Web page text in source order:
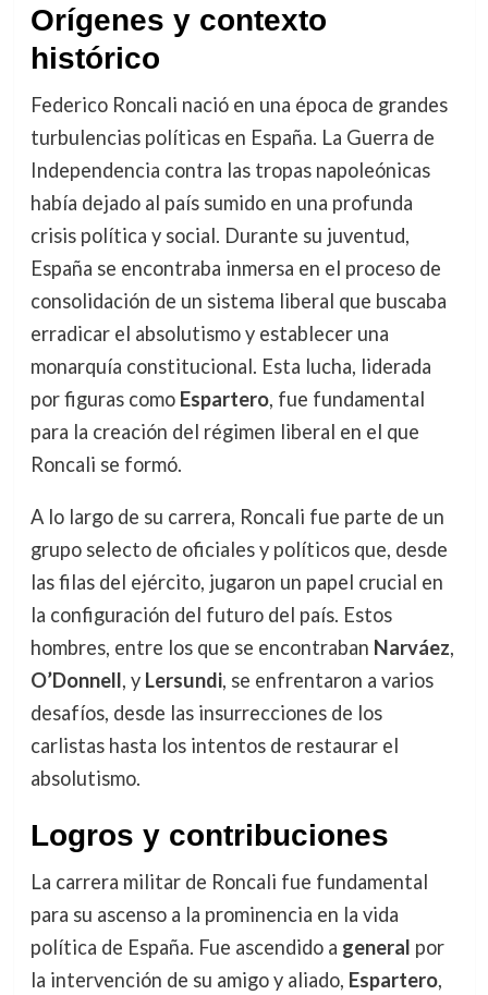
Orígenes y contexto
histórico
Federico Roncali nació en una época de grandes
turbulencias políticas en España. La Guerra de
Independencia contra las tropas napoleónicas
había dejado al país sumido en una profunda
crisis política y social. Durante su juventud,
España se encontraba inmersa en el proceso de
consolidación de un sistema liberal que buscaba
erradicar el absolutismo y establecer una
monarquía constitucional. Esta lucha, liderada
por figuras como Espartero, fue fundamental
para la creación del régimen liberal en el que
Roncali se formó.
A lo largo de su carrera, Roncali fue parte de un
grupo selecto de oficiales y políticos que, desde
las filas del ejército, jugaron un papel crucial en
la configuración del futuro del país. Estos
hombres, entre los que se encontraban Narváez,
O’Donnell, y Lersundi, se enfrentaron a varios
desafíos, desde las insurrecciones de los
carlistas hasta los intentos de restaurar el
absolutismo.
Logros y contribuciones
La carrera militar de Roncali fue fundamental
para su ascenso a la prominencia en la vida
política de España. Fue ascendido a general por
la intervención de su amigo y aliado, Espartero,